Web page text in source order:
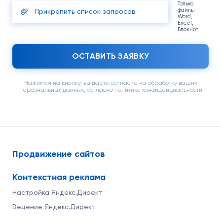
Прикрепить список запросов
Только
файлы
Word,
Excel,
Блокнот
ОСТАВИТЬ ЗАЯВКУ
Нажимая на кнопку, вы даете согласие на обработку ваших
персональных данных, согласно политике конфиденциальности
Продвижение сайтов
Контекстная реклама
Настройка Яндекс.Директ
Ведение Яндекс.Директ